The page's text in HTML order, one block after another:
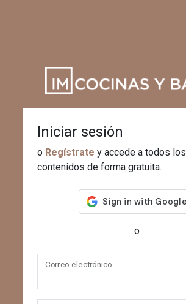
Iniciar sesión
o Regístrate y accede a todos los
contenidos de forma gratuita.
o
Correo electrónico